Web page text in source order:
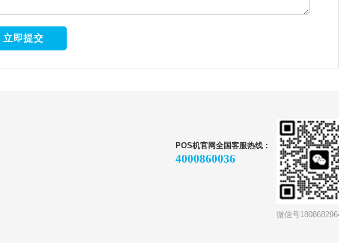
微信号
POS机官网全国客服热线：
4000860036